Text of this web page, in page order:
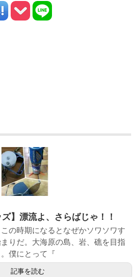
ズ】漂流よ、さらばじゃ！！
の時期になるとなぜかソワソワす
りだ。大海原の島、岩、礁を目指
僕にとって『
記事を読む